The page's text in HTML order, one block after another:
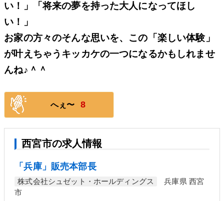
い！」「将来の夢を持った大人になってほし
い！」
お家の方々のそんな思いを、この「楽しい体験」
が叶えちゃうキッカケの一つになるかもしれませ
んね♪＾＾
へぇ〜 8
西宮市の求人情報
「兵庫」販売本部長
株式会社シュゼット・ホールディングス
兵庫県 西宮
市